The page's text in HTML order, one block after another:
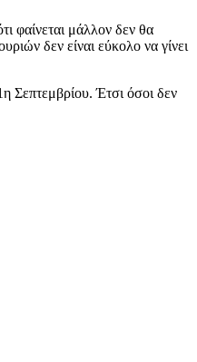
φαίνεται μάλλον δεν θα
δεν είναι εύκολο να γίνει
Σεπτεμβρίου. Έτσι όσοι δεν